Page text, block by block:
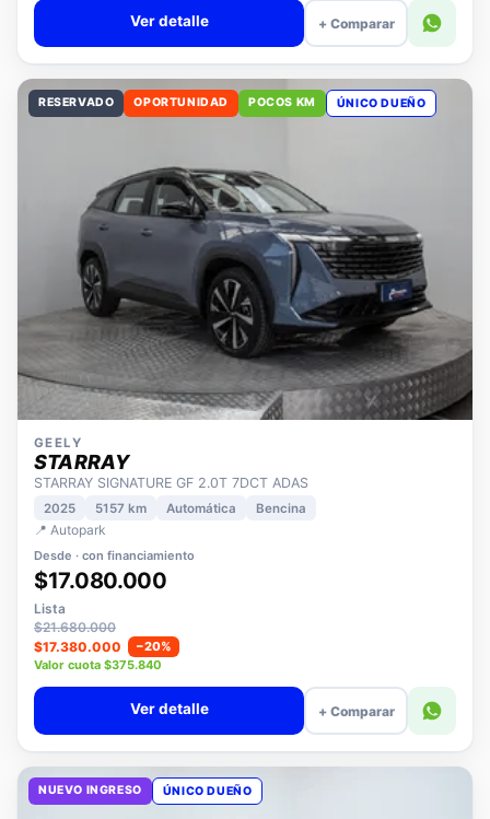
+ Comparar
RESERVADO OPORTUNIDAD POCOS KM
GEELY
STARRAY
STARRAY SIGNATURE GF 2.0T 7DCT ADAS
2025 5157 km
📍 Autopark
Desde · con financiamiento
$17.080.000
Lista
$21.680.000
$17.380.000
−20%
Valor cuota $375.840
+ Comparar
NUEVO INGRESO